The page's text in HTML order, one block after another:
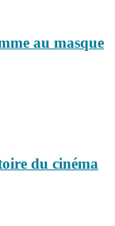
au masque
du cinéma